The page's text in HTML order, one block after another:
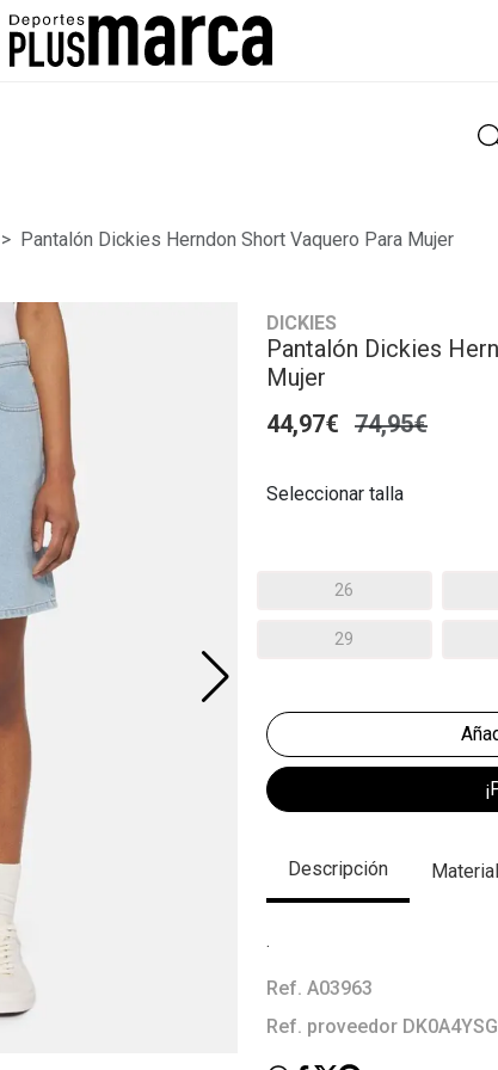
Pantalón Dickies Herndon Short Vaquero Para Mujer
DICKIES
Pantalón Dickies
Mujer
44,97€ 74,95€
Seleccionar talla
26
29
Descripción Material
.
Ref. A03963
Ref. proveedor